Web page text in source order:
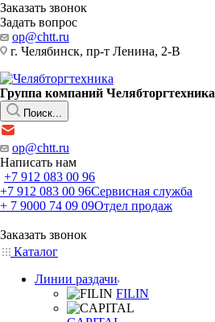
Заказать звонок
Задать вопрос
op@chtt.ru
г. Челябинск, пр-т Ленина, 2-В
Группа компаний Челябторгтехника
Поиск...
op@chtt.ru
Написать нам
+7 912 083 00 96
+7 912 083 00 96Сервисная служба
+ 7 9000 74 09 09Отдел продаж
Заказать звонок
Каталог
Линии раздачи
FILIN